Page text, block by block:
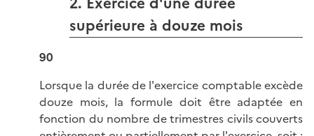
supérieure à douze mois
90
Lorsque la durée de l'exercice comptable excède
douze mois, la formule doit être adaptée en
fonction du nombre de trimestres civils couverts